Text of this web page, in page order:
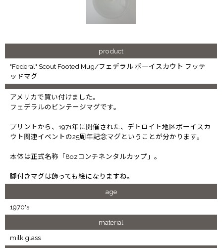
product
"Federal" Scout Footed Mug/フェデラル ボーイスカウト フッテ
ッドマグ
アメリカで買い付けました。
フェデラルのビンテージマグです。
プリントから、1971年に開催された、デトロイト地区ボーイスカ
ウト関連イベントの25周年記念マグということが分かります。
本体は正式名称「8ozコンチネンタルカップ」。
脚付きマグは飾っても絵になりますね。
age
1970's
material
milk glass